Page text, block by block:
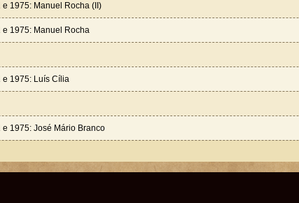
1975: Manuel Rocha (II)
e 1975: Manuel Rocha
e 1975: Luís Cília
1975: José Mário Branco